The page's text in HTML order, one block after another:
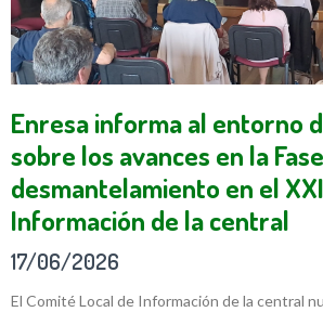
Enresa informa al entorno
sobre los avances en la
desmantelamiento en el
Información de la central
17/06/2026
El Comité Local de Información de la central